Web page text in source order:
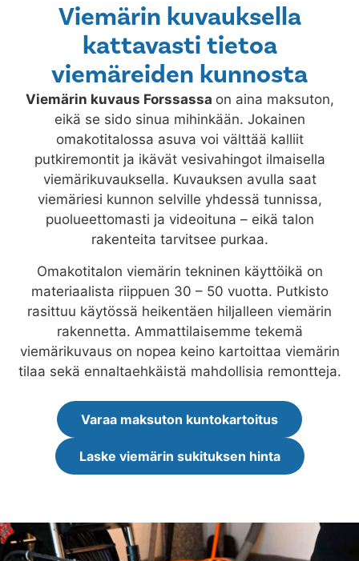
Viemärin kuvauksella
kattavasti tietoa
viemäreiden kunnosta
Viemärin kuvaus Forssassa on aina maksuton,
eikä se sido sinua mihinkään. Jokainen
omakotitalossa asuva voi välttää kalliit
putkiremontit ja ikävät vesivahingot ilmaisella
viemärikuvauksella. Kuvauksen avulla saat
viemäriesi kunnon selville yhdessä tunnissa,
puolueettomasti ja videoituna – eikä talon
rakenteita tarvitsee purkaa.
Omakotitalon viemärin tekninen käyttöikä on
materiaalista riippuen 30 – 50 vuotta. Putkisto
rasittuu käytössä heikentäen hiljalleen viemärin
rakennetta. Ammattilaisemme tekemä
viemärikuvaus on nopea keino kartoittaa viemärin
tilaa sekä ennaltaehkäistä mahdollisia remontteja.
Varaa maksuton kuntokartoitus
Laske viemärin sukituksen hinta